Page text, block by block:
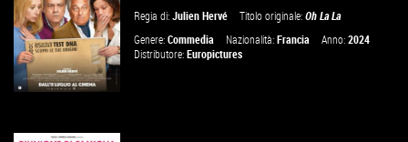
VAI ALLA SCHEDA
Regia di:Julien Hervé Titolo originale:Oh La La
Genere:Commedia Nazionalità:Francia Anno:2024
Distributore:Europictures